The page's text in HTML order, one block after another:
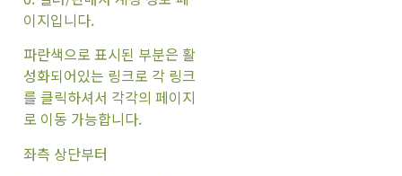
이지입니다.
파란색으로 표시된 부분은 활
성화되어있는 링크로 각 링크
를 클릭하셔서 각각의 페이지
로 이동 가능합니다.
좌측 상단부터